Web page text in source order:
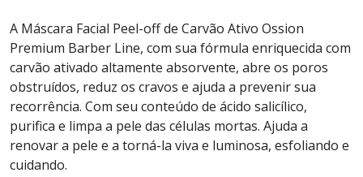
A Máscara Facial Peel-off de Carvão Ativo Ossion
Premium Barber Line, com sua fórmula enriquecida com
carvão ativado altamente absorvente, abre os poros
obstruídos, reduz os cravos e ajuda a prevenir sua
recorrência. Com seu conteúdo de ácido salicílico,
purifica e limpa a pele das células mortas. Ajuda a
renovar a pele e a torná-la viva e luminosa, esfoliando e
cuidando.